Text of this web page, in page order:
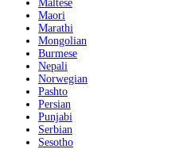
Maltese
Maori
Marathi
Mongolian
Burmese
Nepali
Norwegian
Pashto
Persian
Punjabi
Serbian
Sesotho